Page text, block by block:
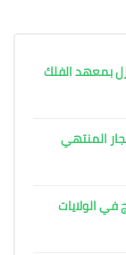
بمعهد الفلك
الإيجار المنتهي
الولايات